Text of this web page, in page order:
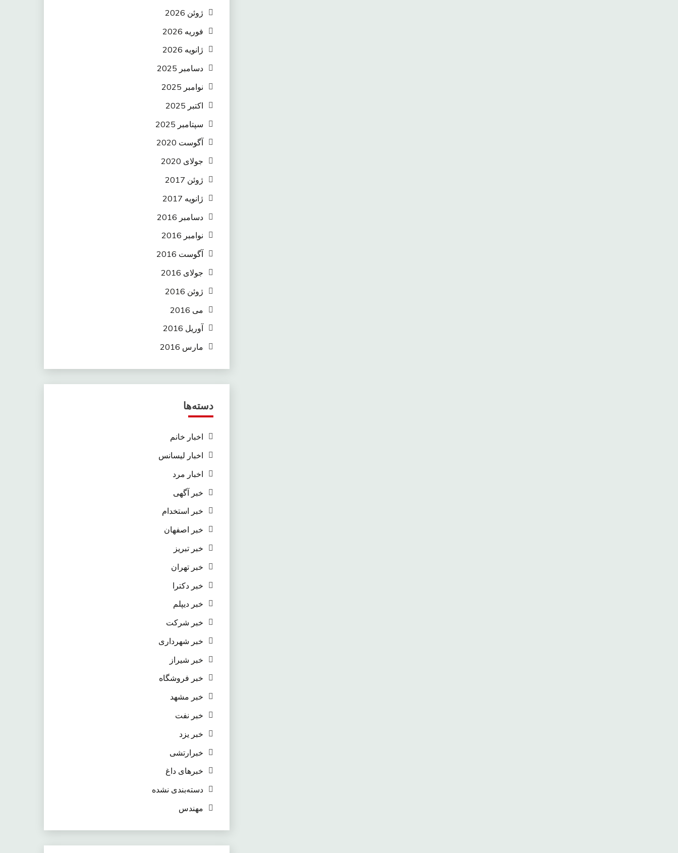
ژوئن 2026
فوریه 2026
ژانویه 2026
دسامبر 2025
نوامبر 2025
اکتبر 2025
سپتامبر 2025
آگوست 2020
جولای 2020
ژوئن 2017
ژانویه 2017
دسامبر 2016
نوامبر 2016
آگوست 2016
جولای 2016
ژوئن 2016
می 2016
آوریل 2016
مارس 2016
دسته‌ها
اخبار خانم
اخبار لیسانس
اخبار مرد
خبر آگهی
خبر استخدام
خبر اصفهان
خبر تبریز
خبر تهران
خبر دکترا
خبر دیپلم
خبر شرکت
خبر شهرداری
خبر شیراز
خبر فروشگاه
خبر مشهد
خبر نفت
خبر یزد
خبرارتشی
خبرهای داغ
دسته‌بندی نشده
مهندس